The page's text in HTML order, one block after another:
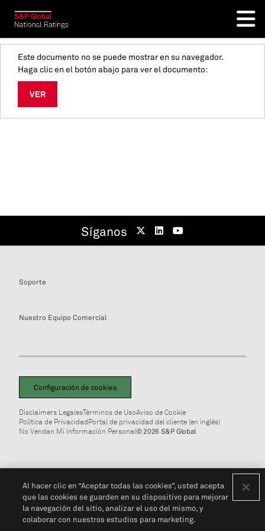
Este documento no se puede mostrar en su navegador.
Haga clic en el botón abajo para ver el documento:
VER
Síganos
Soporte
Nuestro Equipo Comercial
Configuración de cookies
Disclaimers LegalesTérminos de UsoAviso de Cookie
Política de PrivacidadPortal de privacidad del cliente (en inglés)
No Vendan Mi Información Personal© 2026 S&P Global
Al hacer clic en “Aceptar todas las cookies”, usted acepta
que las cookies se guarden en su dispositivo para mejorar
la navegación del sitio, analizar el uso del mismo, y
colaborar con nuestros estudios para marketing.